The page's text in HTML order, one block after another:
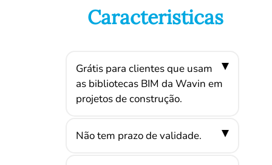
Caracteristicas
Grátis para clientes que usam
as bibliotecas BIM da Wavin em
projetos de construção.
Não tem prazo de validade.